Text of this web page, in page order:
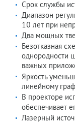
Срок службы
Диапазон
10 лет при
Два мощных
Безотказная
однородности
важных
Яркость
линейному
В проекторе
обеспечивает
Лазерный